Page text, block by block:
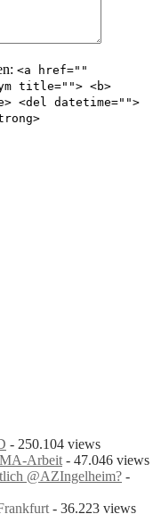
<a href=""
title=""> <b>
<del datetime="">
- 250.104 views
MA-Arbeit - 47.046 views
@AZIngelheim? -
- 36.223 views